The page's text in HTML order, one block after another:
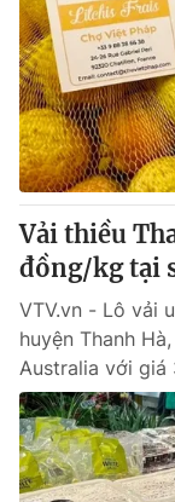
Vải thiều
đồng/kg tại
VTV.vn - Lô vải
huyện Thanh
Australia với giá